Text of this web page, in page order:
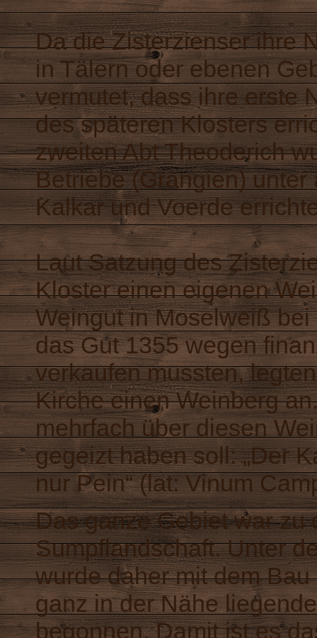
Da die Zisterzienser ihre
in Tälern oder ebenen
vermutet, dass ihre erste
des späteren Klosters
zweiten Abt Theoderich
Betriebe (Grangien)
Kalkar und Voerde
Laut Satzung des
Kloster einen eigenen
Weingut in Moselweiß
das Gut 1355 wegen
verkaufen mussten,
Kirche einen Weinberg
mehrfach über diesen
gegeizt haben soll: „Der
nur Pein“ (lat: Vinum
Das ganze Gebiet war
Sumpflandschaft. Unter
wurde daher mit dem
ganz in der Nähe
begonnen. Damit ist es